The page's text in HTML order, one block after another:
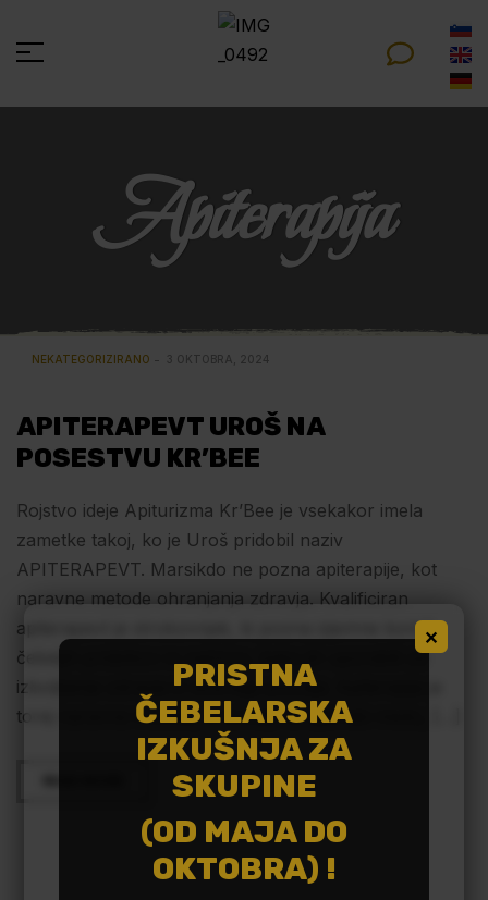
Apiterapija
NEKATEGORIZIRANO 3 OKTOBRA, 2024
APITERAPEVT UROŠ NA
POSESTVU KR’BEE
Rojstvo ideje Apiturizma Kr’Bee je vsekakor imela
zametke takoj, ko je Uroš pridobil naziv
APITERAPEVT. Marsikdo ne pozna apiterapije, kot
naravne metode ohranjanja zdravja. Kvalificiran
apiterapevt je strokovnjak, ki pozna izjemne koristi
čebeljih pridelkov in načinov, kako jih uporabiti za
izboljšanje zdravja in dobrega počutja. Apiterapija je
torej naravna metoda, ki temelji na uporabi medu, […]
✕
PRISTNA
ČEBELARSKA
IZKUŠNJA ZA
SKUPINE
(OD MAJA DO
OKTOBRA) !